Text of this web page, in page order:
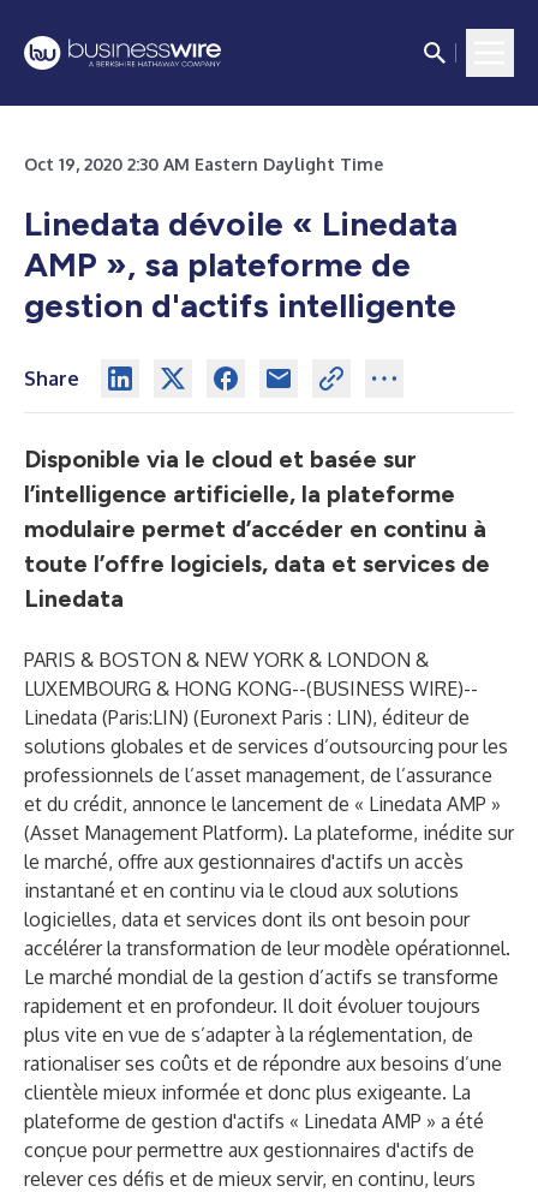
Oct 19, 2020 2:30 AM Eastern Daylight Time
Linedata dévoile « Linedata
AMP », sa plateforme de
gestion d'actifs intelligente
Share
Disponible via le cloud et basée sur
l’intelligence artificielle, la plateforme
modulaire permet d’accéder en continu à
toute l’offre logiciels, data et services de
Linedata
PARIS & BOSTON & NEW YORK & LONDON &
LUXEMBOURG & HONG KONG--(BUSINESS WIRE)--
Linedata (Paris:LIN) (Euronext Paris : LIN), éditeur de
solutions globales et de services d’outsourcing pour les
professionnels de l’asset management, de l’assurance
et du crédit, annonce le lancement de « Linedata AMP »
(Asset Management Platform). La plateforme, inédite sur
le marché, offre aux gestionnaires d'actifs un accès
instantané et en continu via le cloud aux solutions
logicielles, data et services dont ils ont besoin pour
accélérer la transformation de leur modèle opérationnel.
Le marché mondial de la gestion d’actifs se transforme
rapidement et en profondeur. Il doit évoluer toujours
plus vite en vue de s’adapter à la réglementation, de
rationaliser ses coûts et de répondre aux besoins d’une
clientèle mieux informée et donc plus exigeante. La
plateforme de gestion d'actifs « Linedata AMP » a été
conçue pour permettre aux gestionnaires d'actifs de
relever ces défis et de mieux servir, en continu, leurs